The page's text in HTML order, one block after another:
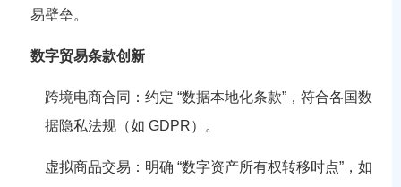
易壁垒。
数字贸易条款创新
跨境电商合同：约定 “数据本地化条款”，符合各国数
据隐私法规（如 GDPR）。
虚拟商品交易：明确 “数字资产所有权转移时点”，如